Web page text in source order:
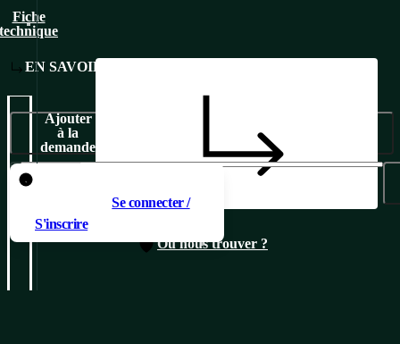
Fiche
technique
EN SAVOIR PLUS
Ajouté à la demande
Ajouter
à la
demande
panier, il fautSe connecter /
S'inscrire
Où nous trouver ?